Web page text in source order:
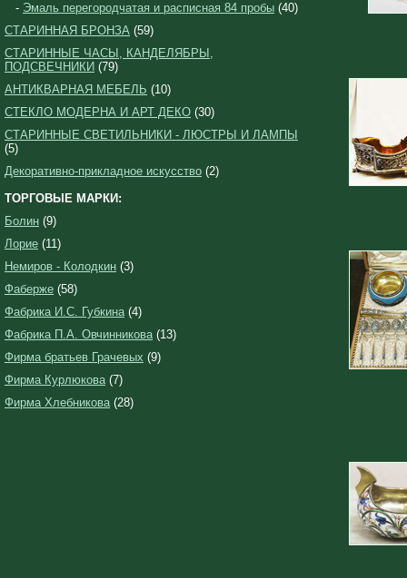
- Эмаль перегородчатая и расписная 84 пробы (40)
СТАРИННАЯ БРОНЗА (59)
СТАРИННЫЕ ЧАСЫ, КАНДЕЛЯБРЫ,
ПОДСВЕЧНИКИ (79)
АНТИКВАРНАЯ МЕБЕЛЬ (10)
СТЕКЛО МОДЕРНА И АРТ ДЕКО (30)
СТАРИННЫЕ СВЕТИЛЬНИКИ - ЛЮСТРЫ И ЛАМПЫ
(5)
Декоративно-прикладное искусство (2)
ТОРГОВЫЕ МАРКИ:
Болин (9)
Лорие (11)
Немиров - Колодкин (3)
Фаберже (58)
Фабрика И.С. Губкина(4)
Фабрика П.А. Овчинникова(13)
Фирма братьев Грачевых (9)
Фирма Курлюкова(7)
Фирма Хлебникова(28)